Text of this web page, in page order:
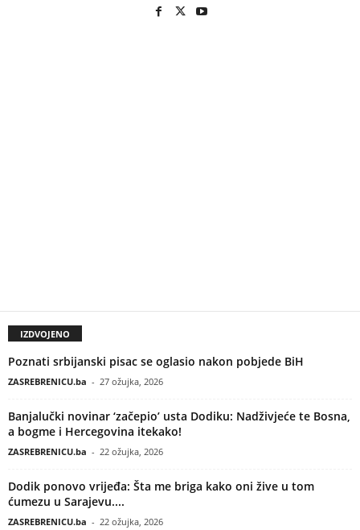
IZDVOJENO
Poznati srbijanski pisac se oglasio nakon pobjede BiH
ZASREBRENICU.ba - 27 ožujka, 2026
Banjalučki novinar ‘začepio’ usta Dodiku: Nadživjeće te Bosna,
a bogme i Hercegovina itekako!
ZASREBRENICU.ba - 22 ožujka, 2026
Dodik ponovo vrijeđa: Šta me briga kako oni žive u tom
ćumezu u Sarajevu....
ZASREBRENICU.ba - 22 ožujka, 2026